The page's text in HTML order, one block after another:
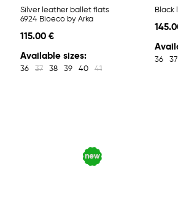
Silver leather ballet flats
6924 Bioeco by Arka
115.00 €
Available sizes:
36 37 38 39 40 41
Black
36 37